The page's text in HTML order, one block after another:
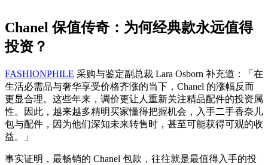
Chanel 保值传奇：为何经典款永远值得
投资？
FASHIONPHILE 采购与鉴定副总裁 Lara Osborn 补充道：「在
生活必需品与奢华享受价格齐涨的当下，Chanel 的涨幅反而
更显合理。这些年来，调价更让人重新关注精品配件的投资属
性。因此，越来越多精明买家懂得把握机会，入手二手香奈儿
包与配件，因为他们深知未来转售时，甚至可能获得可观的收
益。」
事实证明，最畅销的 Chanel 包款，往往就是最值得入手的投